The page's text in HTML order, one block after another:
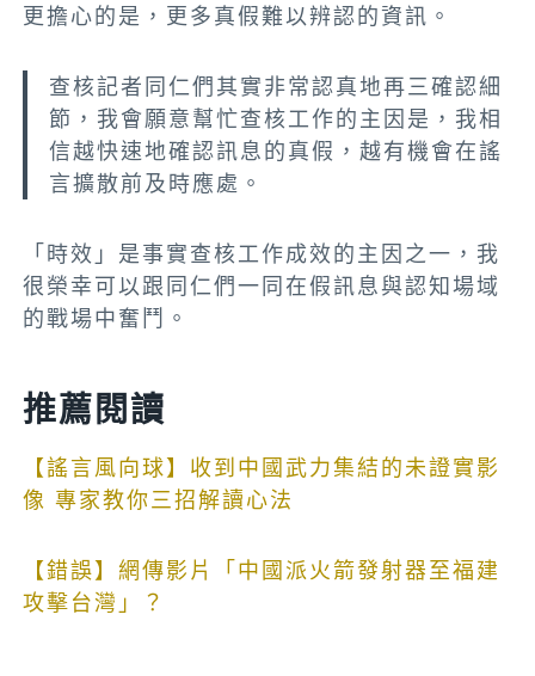
更擔心的是，更多真假難以辨認的資訊。
查核記者同仁們其實非常認真地再三確認細
節，我會願意幫忙查核工作的主因是，我相
信越快速地確認訊息的真假，越有機會在謠
言擴散前及時應處。
「時效」是事實查核工作成效的主因之一，我
很榮幸可以跟同仁們一同在假訊息與認知場域
的戰場中奮鬥。
推薦閱讀
【謠言風向球】收到中國武力集結的未證實影
像 專家教你三招解讀心法
【錯誤】網傳影片「中國派火箭發射器至福建
攻擊台灣」？